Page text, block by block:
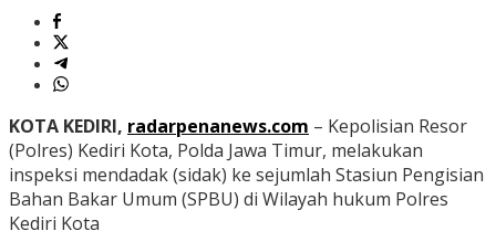
KOTA KEDIRI, radarpenanews.com – Kepolisian Resor
(Polres) Kediri Kota, Polda Jawa Timur, melakukan
inspeksi mendadak (sidak) ke sejumlah Stasiun Pengisian
Bahan Bakar Umum (SPBU) di Wilayah hukum Polres
Kediri Kota